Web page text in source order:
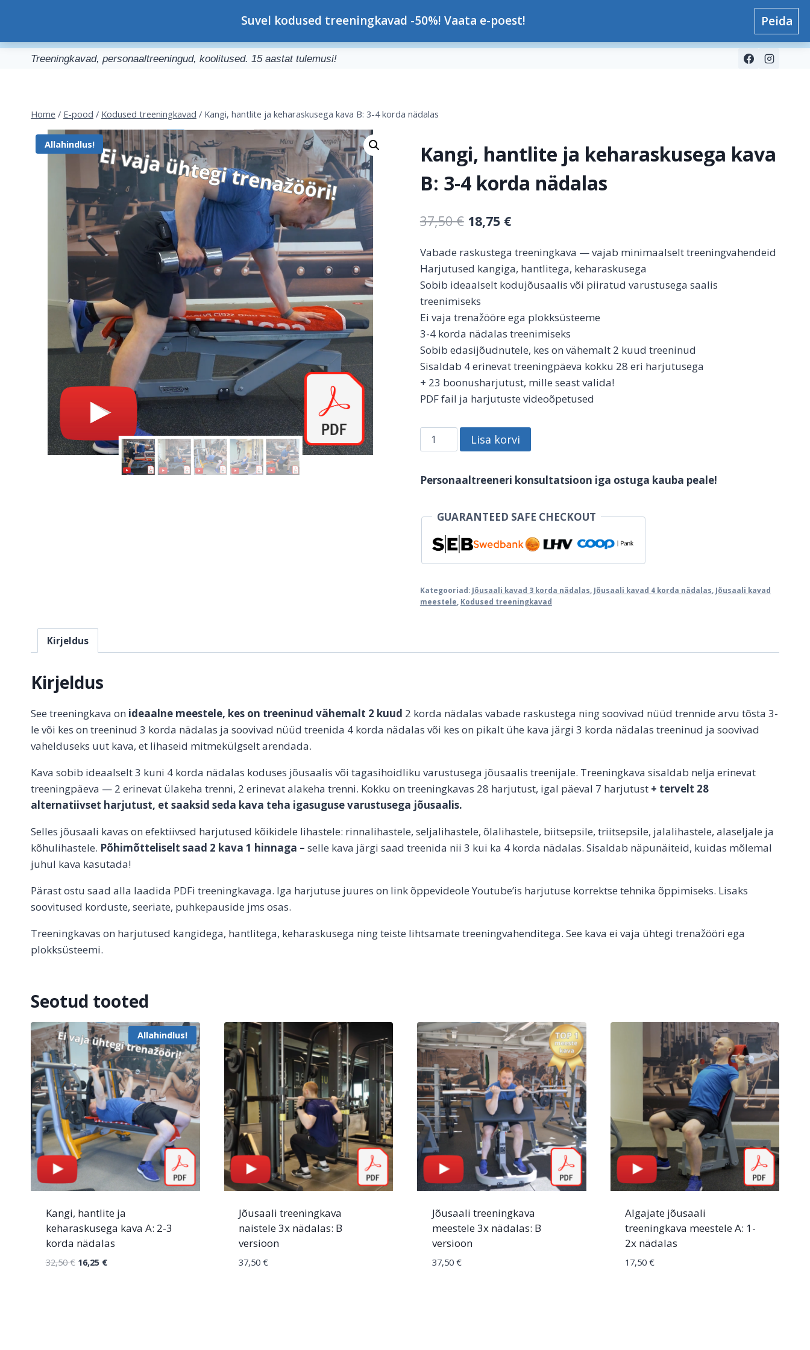
content
Personaaltreener Kristjan-Johannes Konsap Minust Teenused 0
Treeningkavad, personaaltreeningud, koolitused. 15 aastat tulemusi!
Home / E-pood / Kodused treeningkavad / Kangi, hantlite ja keharaskusega kava B: 3-4 korda nädalas
Allahindlus!
Kangi, hantlite ja keharaskusega kava
B: 3-4 korda nädalas
37,50€ 18,75 €
Vabade raskustega treeningkava — vajab minimaalselt treeningvahendeid
Harjutused kangiga, hantlitega, keharaskusega
Sobib ideaalselt kodujõusaalis või piiratud varustusega saalis
treenimiseks
Ei vaja trenažööre ega plokksüsteeme
3-4 korda nädalas treenimiseks
Sobib edasijõudnutele, kes on vähemalt 2 kuud treeninud
Sisaldab 4 erinevat treeningpäeva kokku 28 eri harjutusega
+ 23 boonusharjutust, mille seast valida!
PDF fail ja harjutuste videoõpetused
Kangi,
hantlite
keharaskusega
B:
korda
kogus
Lisa korvi
Personaaltreeneri konsultatsioon iga ostuga kauba peale!
GUARANTEED SAFE CHECKOUT
Kategooriad: Jõusaali kavad 3 korda nädalas Jõusaali kavad 4 korda nädalas Jõusaali kavad
meestele Kodused treeningkavad
Kirjeldus
Kirjeldus
See treeningkava on ideaalne meestele, kes on treeninud vähemalt 2 kuud 2 korda nädalas vabade raskustega ning soovivad nüüd trennide arvu tõsta 3-
le või kes on treeninud 3 korda nädalas ja soovivad nüüd treenida 4 korda nädalas või kes on pikalt ühe kava järgi 3 korda nädalas treeninud ja soovivad
vahelduseks uut kava, et lihaseid mitmekülgselt arendada.
Kava sobib ideaalselt 3 kuni 4 korda nädalas koduses jõusaalis või tagasihoidliku varustusega jõusaalis treenijale. Treeningkava sisaldab nelja erinevat
treeningpäeva — 2 erinevat ülakeha trenni, 2 erinevat alakeha trenni. Kokku on treeningkavas 28 harjutust, igal päeval 7 harjutust + tervelt 28
alternatiivset harjutust, et saaksid seda kava teha igasuguse varustusega jõusaalis.
Selles jõusaali kavas on efektiivsed harjutused kõikidele lihastele: rinnalihastele, seljalihastele, õlalihastele, biitsepsile, triitsepsile, jalalihastele, alaseljale ja
kõhulihastele. Põhimõtteliselt saad 2 kava 1 hinnaga – selle kava järgi saad treenida nii 3 kui ka 4 korda nädalas. Sisaldab näpunäiteid, kuidas mõlemal
juhul kava kasutada!
Pärast ostu saad alla laadida PDFi treeningkavaga. Iga harjutuse juures on link õppevideole Youtube’is harjutuse korrektse tehnika õppimiseks. Lisaks
soovitused korduste, seeriate, puhkepauside jms osas.
Treeningkavas on harjutused kangidega, hantlitega, keharaskusega ning teiste lihtsamate treeningvahenditega. See kava ei vaja ühtegi trenažööri ega
plokksüsteemi.
Seotud tooted
Allahindlus!
Kangi, hantlite ja
keharaskusega kava A: 2-3
korda nädalas
32,50€ 16,25 €
Jõusaali treeningkava
naistele 3x nädalas: B
versioon
37,50 €
Jõusaali treeningkava
meestele 3x nädalas: B
versioon
37,50 €
Algajate jõusaali
treeningkava meestele A: 1-
2x nädalas
17,50 €
Suvel kodused treeningkavad -50%! Vaata e-poest! Peida